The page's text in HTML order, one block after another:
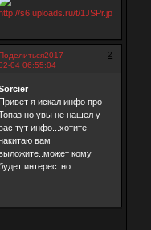
2
2017-
04 06:55:04
Привет я искал инфо про
но увы не нашел у
тут инфо...хотите
вам
кому
интерестно...